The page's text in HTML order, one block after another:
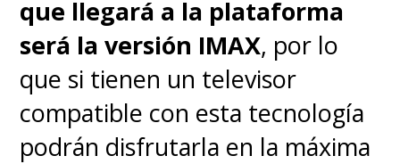
en "Thor: God of Thunder #12",
escrito porJason Aaron, se
revela el diagnóstico de "Jane
Foster" y el inicio de su
tratamiento. Posteriormente, de
que llegará a la plataforma
será la versión IMAX, por lo
que si tienen un televisor
compatible con esta tecnología
podrán disfrutarla en la máxima